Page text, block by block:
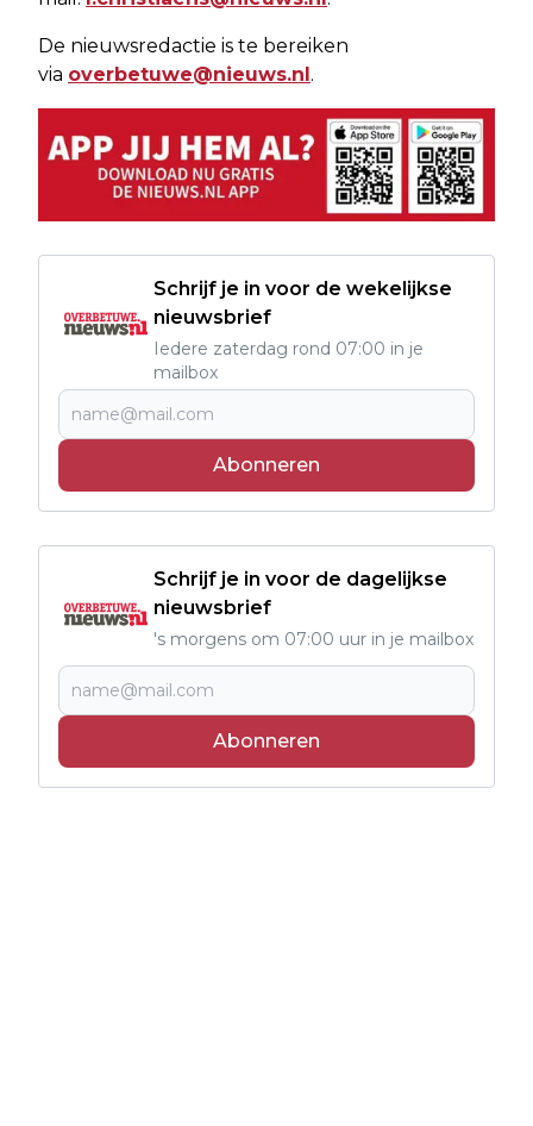
De nieuwsredactie is te bereiken
via overbetuwe@nieuws.nl .
Schrijf je in voor de wekelijkse
nieuwsbrief
Iedere zaterdag rond 07:00 in je
mailbox
Abonneren
Schrijf je in voor de dagelijkse
nieuwsbrief
's morgens om 07:00 uur in je mailbox
Abonneren